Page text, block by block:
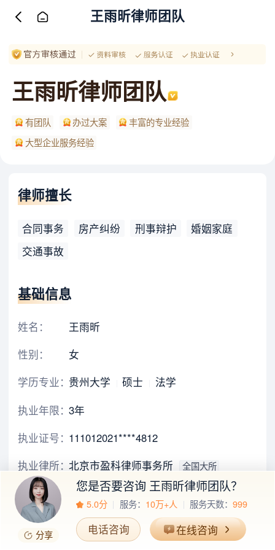
王雨昕律师团队
王雨昕律师团队
有团队 办过大案
丰富的专业经验
大型企业服务经验
律师擅长
合同事务 房产纠纷 刑事辩护
婚姻家庭
交通事故
基础信息
姓名：
王雨昕
性别：
女
学历专业：贵州大学 硕士
法学
执业年限：3年
执业证号：111012021****4812
执业律所：北京市盈科律师事务所 全国大所
担任职务：
主办律师
办公地区：
北京
分享
您是否要咨询 王雨昕律师团队？
5.0分 服务： 10万+人 服务天数：999
电话咨询 在线咨询